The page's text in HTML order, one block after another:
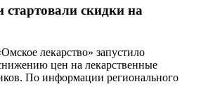
скидки на
лекарство» запустило
цен на лекарственные
По информации регионального